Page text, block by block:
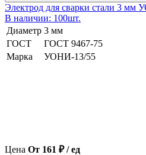
Электрод для сварки стали 3
В наличии: 100шт.
Диаметр 3 мм
ГОСТ
ГОСТ 9467-75
Марка
УОНИ-13/55
Цена От 161 ₽ / ед